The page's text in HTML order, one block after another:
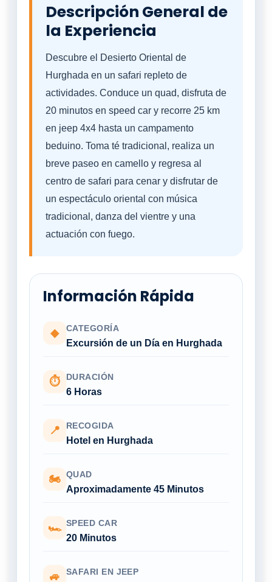
Descripción General de
la Experiencia
Descubre el Desierto Oriental de
Hurghada en un safari repleto de
actividades. Conduce un quad, disfruta de
20 minutos en speed car y recorre 25 km
en jeep 4x4 hasta un campamento
beduino. Toma té tradicional, realiza un
breve paseo en camello y regresa al
centro de safari para cenar y disfrutar de
un espectáculo oriental con música
tradicional, danza del vientre y una
actuación con fuego.
Información Rápida
◆ CATEGORÍA
Excursión de un Día en Hurghada
⏱ DURACIÓN
6 Horas
📍 RECOGIDA
Hotel en Hurghada
🏍 QUAD
Aproximadamente 45 Minutos
🏎 SPEED CAR
20 Minutos
🚙 SAFARI EN JEEP